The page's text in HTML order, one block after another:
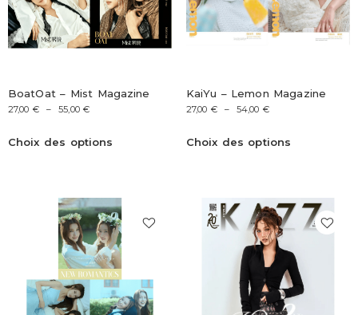
BoatOat – Mist Magazine
27,00 € – 55,00€
Choix des options
KaiYu – Lemon Magazine
27,00 € – 54,00 €
Choix des options